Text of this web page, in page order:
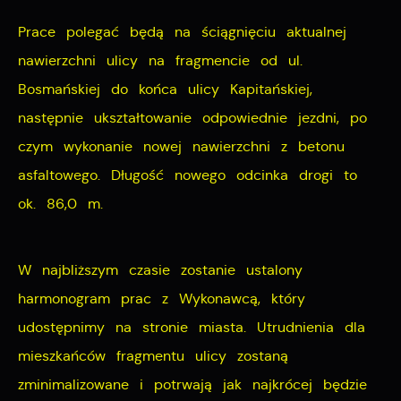
Prace polegać będą na ściągnięciu aktualnej
nawierzchni ulicy na fragmencie od ul.
Bosmańskiej do końca ulicy Kapitańskiej,
następnie ukształtowanie odpowiednie jezdni, po
czym wykonanie nowej nawierzchni z betonu
asfaltowego. Długość nowego odcinka drogi to
ok. 86,0 m.
W najbliższym czasie zostanie ustalony
harmonogram prac z Wykonawcą, który
udostępnimy na stronie miasta. Utrudnienia dla
mieszkańców fragmentu ulicy zostaną
zminimalizowane i potrwają jak najkrócej będzie
Cookies analityczne pozwalają na uzyskanie informacji
w zakresie wykorzystywania witryny internetowej,
miejsca oraz częstotliwości, z jaką odwiedzane są
nasze serwisy www. Dane pozwalają nam na ocenę
informacje są przetwarzane w formie zanonimizowanej.
Wyrażenie zgody na analityczne pliki cookies
Reklamowe
Dzięki reklamowym plikom cookies prezentujemy Ci
najciekawsze informacje i aktualności na stronach
naszych komunikatów na podstawie analizy Twoich
upodobań oraz Twoich zwyczajów dotyczących
mogą pojawić się na stronach podmiotów trzecich lub
firm będących naszymi partnerami oraz innych
dostawców usług. Firmy te działają w charakterze